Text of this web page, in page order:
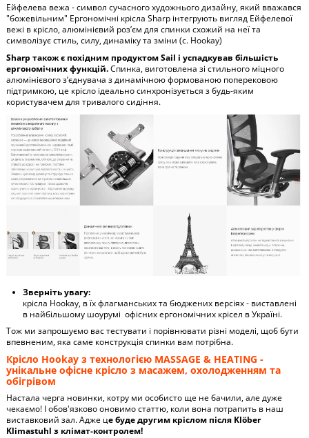
Ейфелева вежа - символ сучасного художнього дизайну, який вважався
"божевільним" Ергономічні крісла Sharp інтегрують вигляд Ейфелевої
вежі в крісло, алюмінієвий роз’єм для спинки схожий на неї та
символізує стиль, силу, динаміку та зміни (с. Hookay)
Sharp також є похідним продуктом Sail і успадкував більшість
ергономічних функцій.Спинка, виготовлена ​​зі стильного міцного
алюмінієвого з’єднувача з динамічною формованою поперековою
підтримкою, це крісло ідеально синхронізується з будь-яким
користувачем для тривалого сидіння.
Зверніть увагу:
крісла Hookay, в їх флагманських та бюджених версіях - виставлені
в найбільшому шоурумі офісних ергономічних крісел в Україні.
Тож ми запрошуємо вас тестувати і порівнювати різні моделі, щоб бути
впевненим, яка саме конструкція спинки вам потрібна.
Крісло Hookay з технологією MASSAGE & HEATING -
унікальне офісне крісло з масажем, охолодженням та
обігрівом
Настала черга новинки, котру ми особисто ще не бачили, але дуже
чекаємо! І обов'язково оновимо статтю, коли вона потрапить в наш
виставковий зал. Адже це буде другим кріслом після Klöber
Klimastuhl з клімат-контролем!